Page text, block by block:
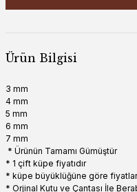
Ürün Bilgisi
3 mm
4 mm
5 mm
6 mm
7 mm
* Ürünün Tamamı Gümüştür
* 1 çift küpe fiyatıdır
* küpe büyüklüğüne göre
* Orjinal Kutu ve Çantası İle